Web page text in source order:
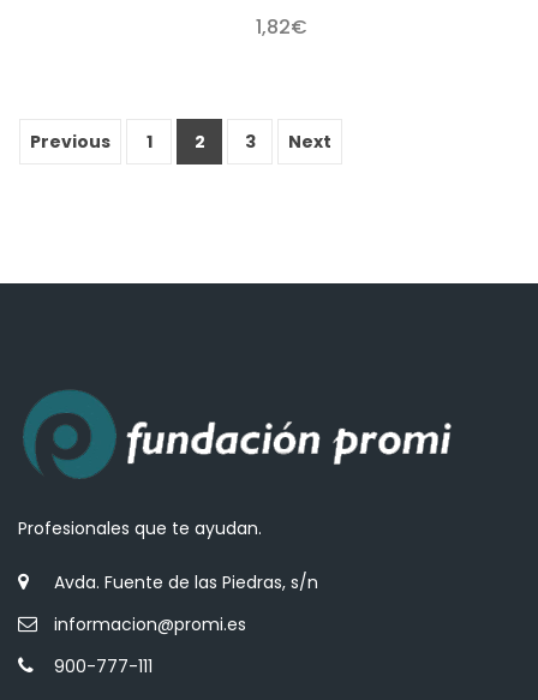
1,82€
Previous 1 2 3 Next
Profesionales que te ayudan.
Avda. Fuente de las Piedras, s/n
informacion@promi.es
900-777-111